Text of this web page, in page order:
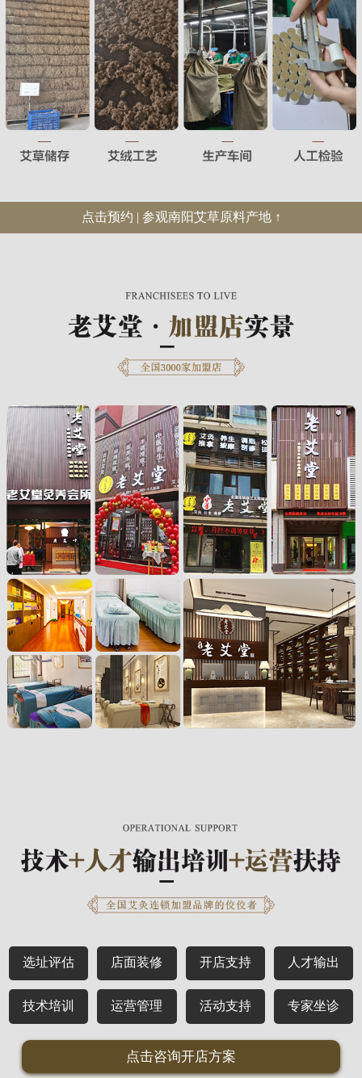
点击预约 | 参观南阳艾草原料产地 ↑
选址评估 店面装修 开店支持 人才输出
技术培训 运营管理 活动支持 专家坐诊
点击咨询开店方案